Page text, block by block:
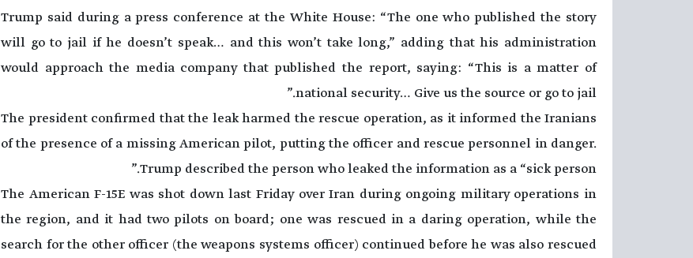
Trump said during a press conference at the White House: “The one who published the story
will go to jail if he doesn’t speak… and this won’t take long,” adding that his administration
would approach the media company that published the report, saying: “This is a matter of
national security… Give us the source or go to jail.”
The president confirmed that the leak harmed the rescue operation, as it informed the Iranians
of the presence of a missing American pilot, putting the officer and rescue personnel in danger.
Trump described the person who leaked the information as a “sick person.”
The American F-15E was shot down last Friday over Iran during ongoing military operations in
the region, and it had two pilots on board; one was rescued in a daring operation, while the
search for the other officer (the weapons systems officer) continued before he was also rescued